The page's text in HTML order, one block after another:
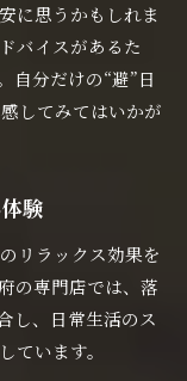
に思うかもしれま
バイスがあるた
自分だけの“避”日
してみてはいかが
験
リラックス効果を
の専門店では、落
し、日常生活のス
ています。